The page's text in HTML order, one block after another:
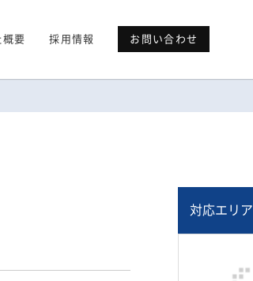
概要 採用情報 お問い合わせ
対応エリア